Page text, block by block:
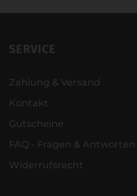
SERVICE
Zahlung & Versand
Kontakt
Gutscheine
FAQ - Fragen & Antworten
Widerrufsrecht